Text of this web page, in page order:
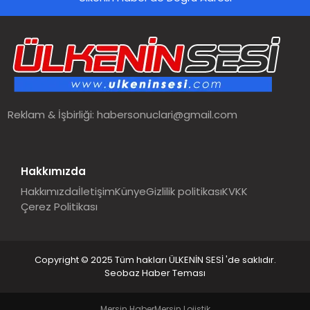
TEKNOLOJI
Reklam & İşbirliği:habersonuclari@gmail.com
Hakkımızda
HakkımızdaİletişimKünyeGizlilik politikasıKVKK
Çerez Politikası
Copyright © 2025 Tüm hakları ÜLKENİN SESİ 'de saklıdır.
Seobaz Haber Teması